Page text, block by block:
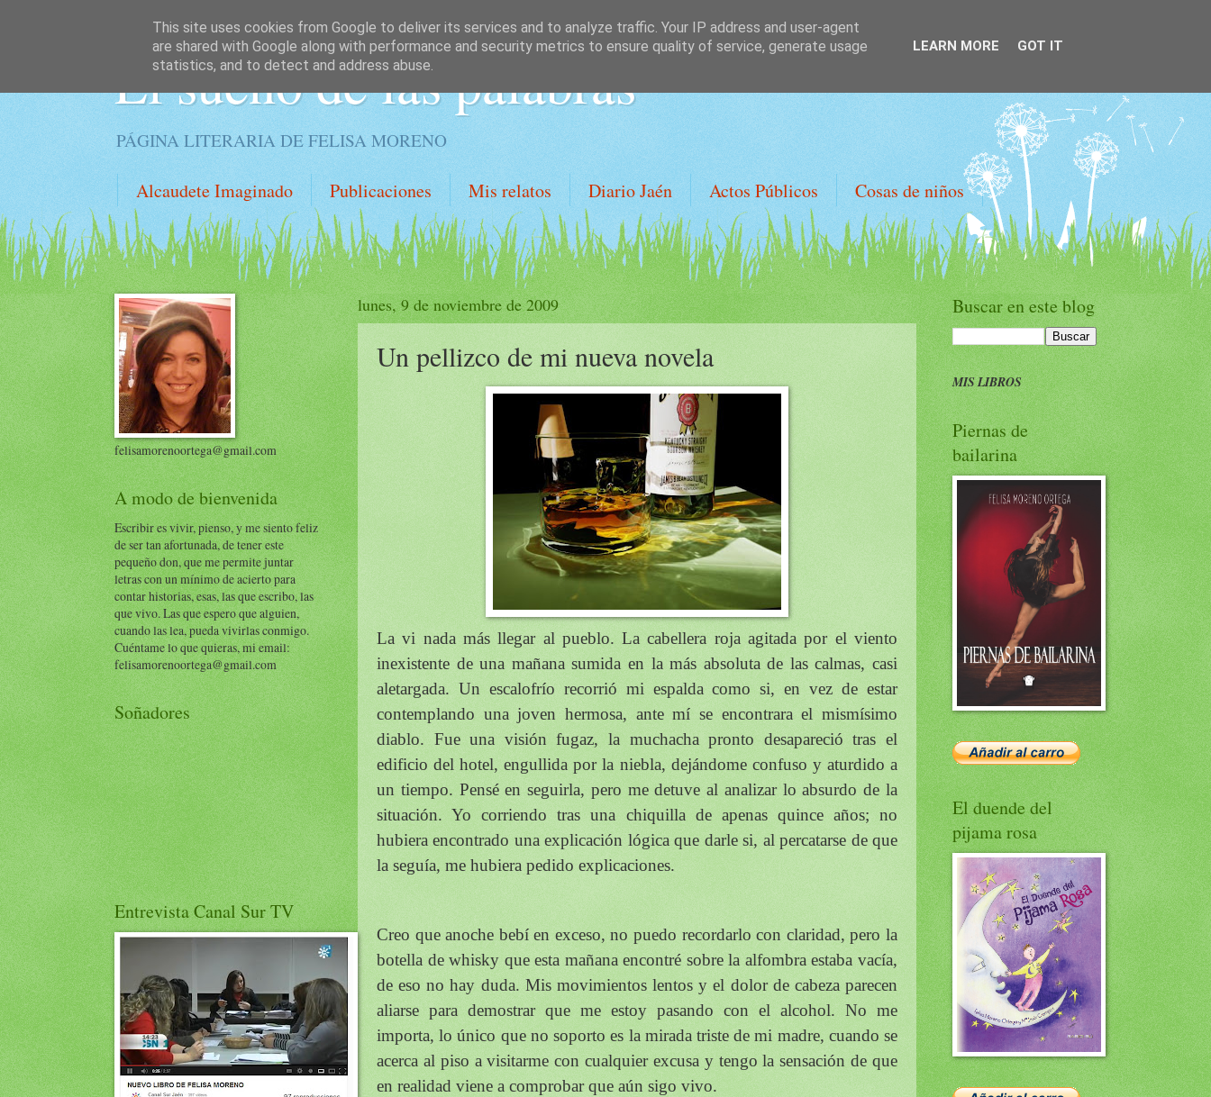
El sueño de las palabras
PÁGINA LITERARIA DE FELISA MORENO
Alcaudete Imaginado Publicaciones Mis relatos Diario Jaén Actos Públicos Cosas de niños
lunes, 9 de noviembre de 2009
Un pellizco de mi nueva novela
La vi nada más llegar al pueblo. La cabellera roja agitada por el viento
inexistente de una mañana sumida en la más absoluta de las calmas, casi
aletargada. Un escalofrío recorrió mi espalda como si, en vez de estar
contemplando una joven hermosa, ante mí se encontrara el mismísimo
diablo. Fue una visión fugaz, la muchacha pronto desapareció tras el
edificio del hotel, engullida por la niebla, dejándome confuso y aturdido a
un tiempo. Pensé en seguirla, pero me detuve al analizar lo absurdo de la
situación. Yo corriendo tras una chiquilla de apenas quince años; no
hubiera encontrado una explicación lógica que darle si, al percatarse de que
la seguía, me hubiera pedido explicaciones.
Creo que anoche bebí en exceso, no puedo recordarlo con claridad, pero la
botella de whisky que esta mañana encontré sobre la alfombra estaba vacía,
de eso no hay duda. Mis movimientos lentos y el dolor de cabeza parecen
aliarse para demostrar que me estoy pasando con el alcohol. No me
importa, lo único que no soporto es la mirada triste de mi madre, cuando se
acerca al piso a visitarme con cualquier excusa y tengo la sensación de que
en realidad viene a comprobar que aún sigo vivo.
felisamorenoortega@gmail.com
A modo de bienvenida
Escribir es vivir, pienso, y me siento feliz
de ser tan afortunada, de tener este
pequeño don, que me permite juntar
letras con un mínimo de acierto para
contar historias, esas, las que escribo, las
que vivo. Las que espero que alguien,
cuando las lea, pueda vivirlas conmigo.
Cuéntame lo que quieras, mi email:
felisamorenoortega@gmail.com
Soñadores
Entrevista Canal Sur TV
Buscar en este blog
MIS LIBROS
Piernas de
bailarina
El duende del
pijama rosa
This site uses cookies from Google to deliver its services and to analyze traffic. Your IP address and user-agent
are shared with Google along with performance and security metrics to ensure quality of service, generate usage
statistics, and to detect and address abuse.
LEARN MORE GOT IT